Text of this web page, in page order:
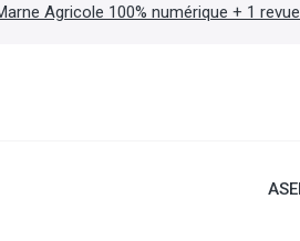
Agricole 100% numérique + 1
disposer d’une caméra piéton afin de